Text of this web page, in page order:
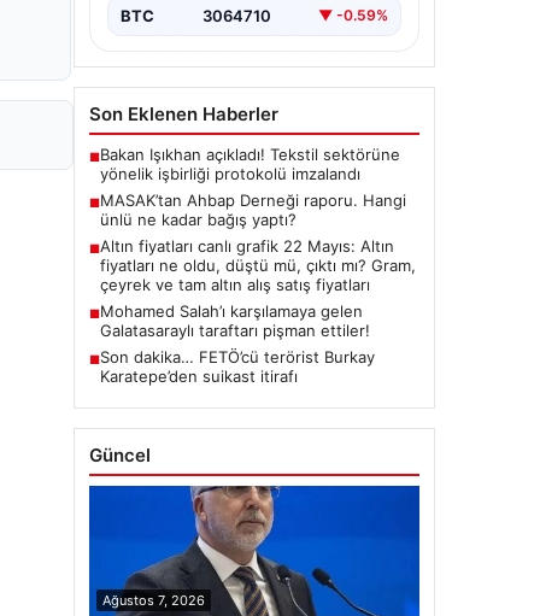
BTC 3064710 ▼ -0.59%
Son Eklenen Haberler
■Bakan Işıkhan açıkladı! Tekstil sektörüne
yönelik işbirliği protokolü imzalandı
■MASAK’tan Ahbap Derneği raporu. Hangi
ünlü ne kadar bağış yaptı?
■Altın fiyatları canlı grafik 22 Mayıs: Altın
fiyatları ne oldu, düştü mü, çıktı mı? Gram,
çeyrek ve tam altın alış satış fiyatları
■Mohamed Salah’ı karşılamaya gelen
Galatasaraylı taraftarı pişman ettiler!
■Son dakika… FETÖ’cü terörist Burkay
Karatepe’den suikast itirafı
Güncel
Ağustos 7, 2026